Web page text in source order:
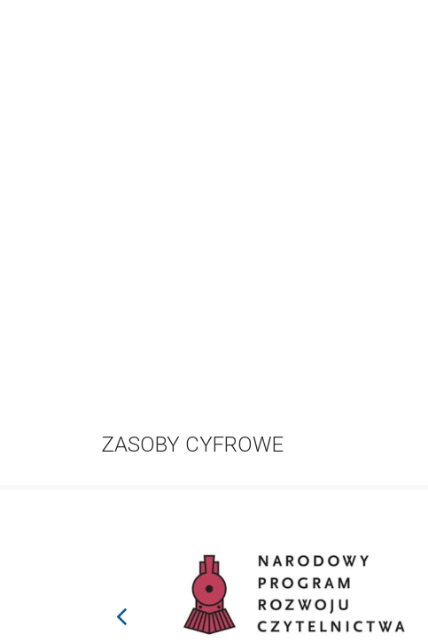
ZASOBY CYFROWE
prev